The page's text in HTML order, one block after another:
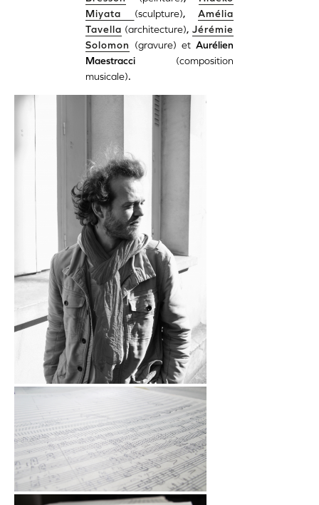
Miyata (sculpture), Amélia
Tavella (architecture), Jérémie
Solomon (gravure) et Aurélien
Maestracci (composition
musicale).